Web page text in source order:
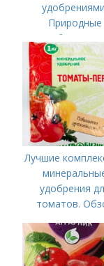
Природные
удобрения для
подкормки "по
Лучшие
удобрения
томатов.
удобрений
томатов: